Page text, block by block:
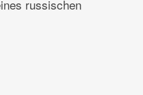
russischen